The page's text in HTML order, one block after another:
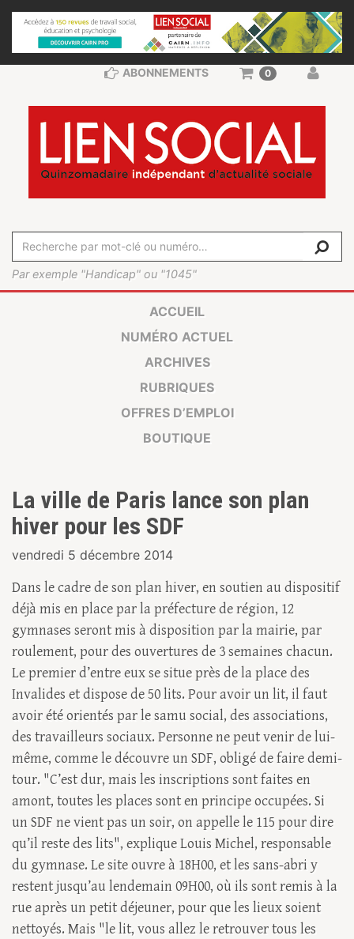
Par exemple "Handicap" ou "1045"
ABONNEMENTS 0
ACCUEIL
NUMÉRO ACTUEL
ARCHIVES
RUBRIQUES
OFFRES D’EMPLOI
BOUTIQUE
La ville de Paris lance son plan
hiver pour les SDF
vendredi 5 décembre 2014
Dans le cadre de son plan hiver, en soutien au dispositif
déjà mis en place par la préfecture de région, 12
gymnases seront mis à disposition par la mairie, par
roulement, pour des ouvertures de 3 semaines chacun.
Le premier d’entre eux se situe près de la place des
Invalides et dispose de 50 lits. Pour avoir un lit, il faut
avoir été orientés par le samu social, des associations,
des travailleurs sociaux. Personne ne peut venir de lui-
même, comme le découvre un SDF, obligé de faire demi-
tour. "C’est dur, mais les inscriptions sont faites en
amont, toutes les places sont en principe occupées. Si
un SDF ne vient pas un soir, on appelle le 115 pour dire
qu’il reste des lits", explique Louis Michel, responsable
du gymnase. Le site ouvre à 18H00, et les sans-abri y
restent jusqu’au lendemain 09H00, où ils sont remis à la
rue après un petit déjeuner, pour que les lieux soient
nettoyés. Mais "le lit, vous allez le retrouver tous les